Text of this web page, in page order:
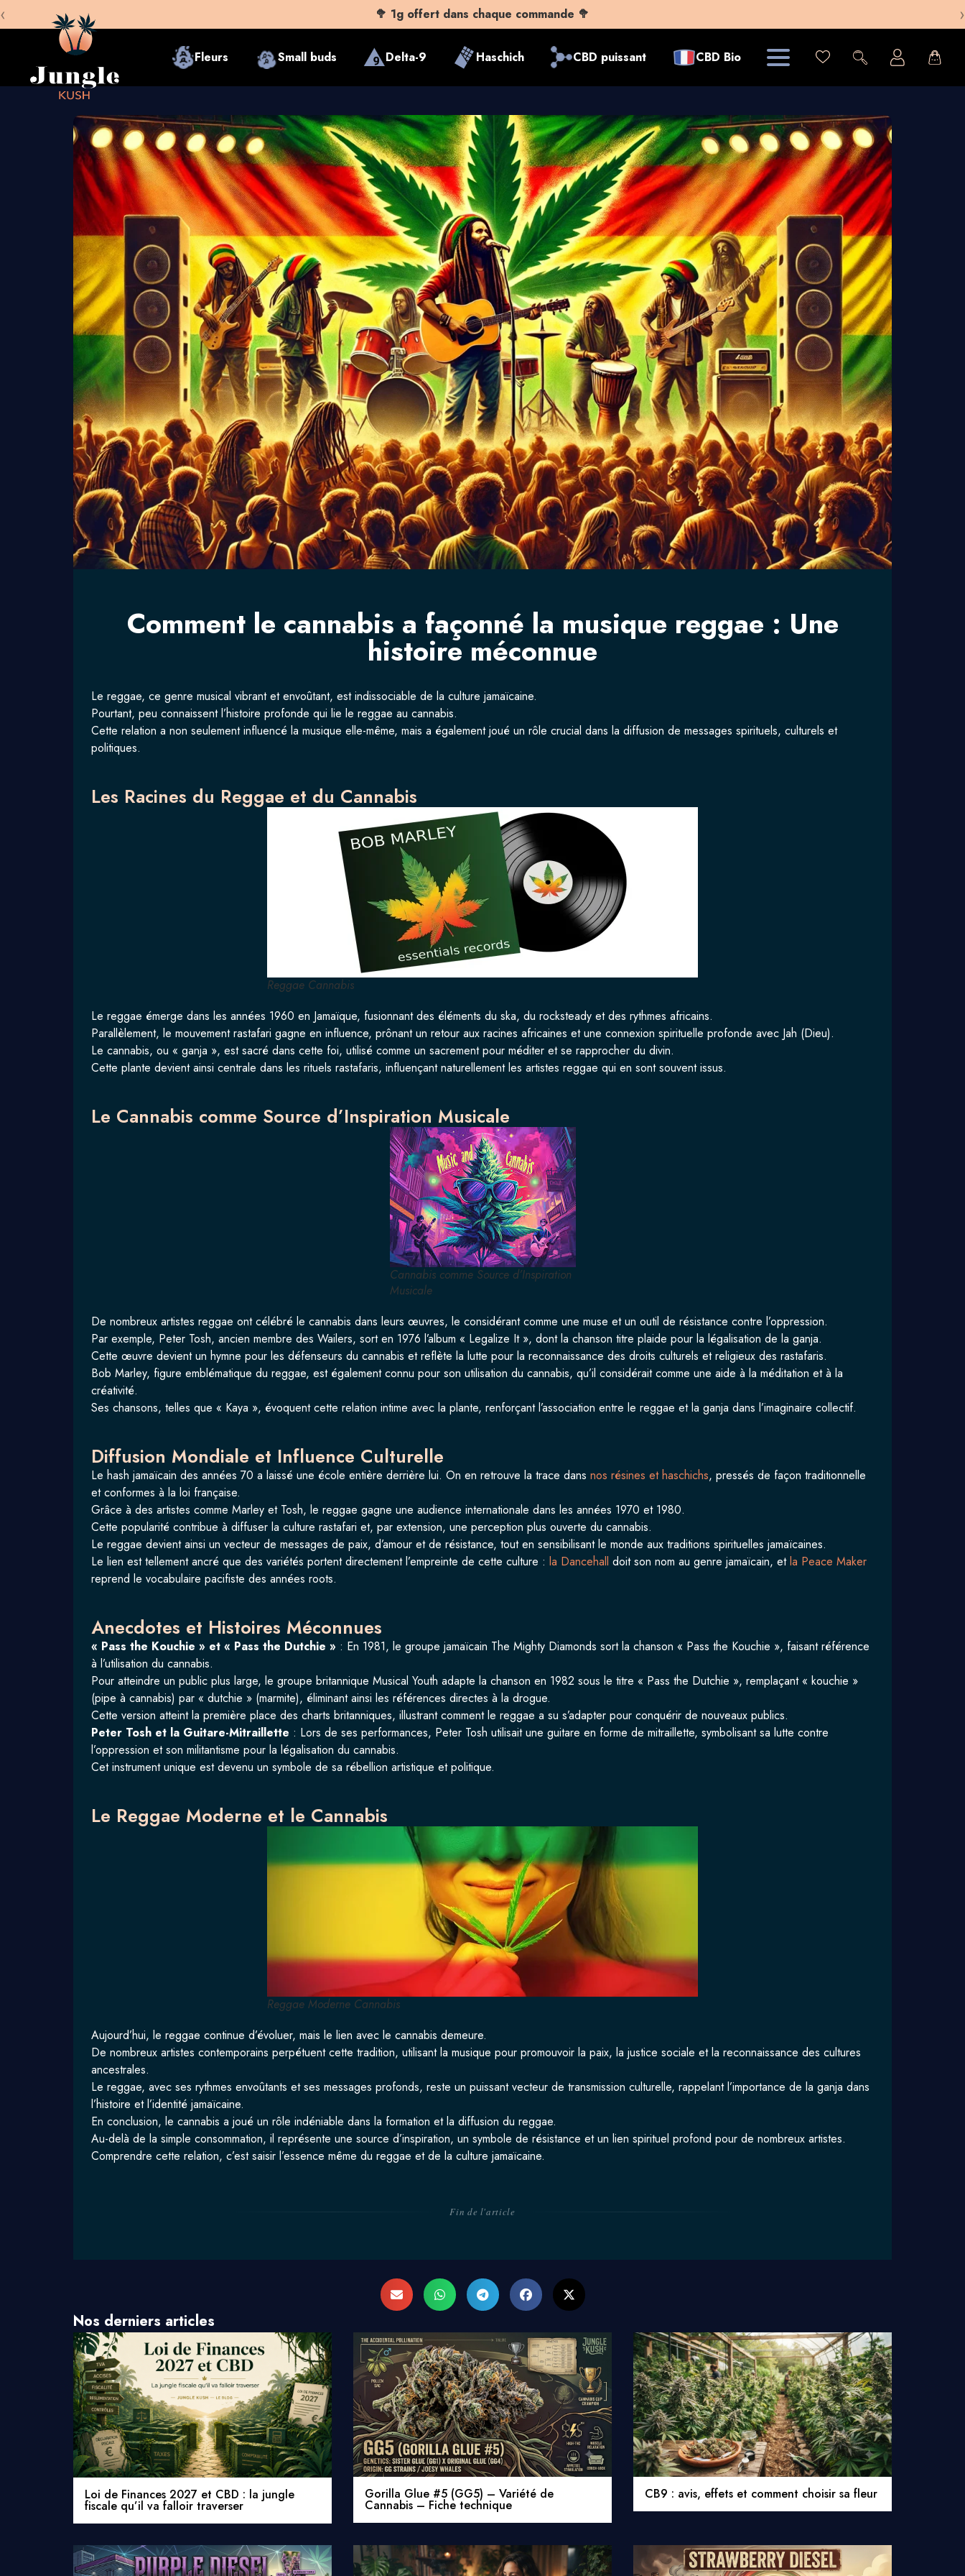
‹ 🥦 1g offert dans chaque commande 🥦 ›
Fleurs Small buds Delta-9 Haschich CBD puissant CBD Bio
Comment le cannabis a façonné la musique reggae : Une
histoire méconnue
Le reggae, ce genre musical vibrant et envoûtant, est indissociable de la culture jamaïcaine.
Pourtant, peu connaissent l’histoire profonde qui lie le reggae au cannabis.
Cette relation a non seulement influencé la musique elle-même, mais a également joué un rôle crucial dans la diffusion de messages spirituels, culturels et
politiques.
Les Racines du Reggae et du Cannabis
Reggae Cannabis
Le reggae émerge dans les années 1960 en Jamaïque, fusionnant des éléments du ska, du rocksteady et des rythmes africains.
Parallèlement, le mouvement rastafari gagne en influence, prônant un retour aux racines africaines et une connexion spirituelle profonde avec Jah (Dieu).
Le cannabis, ou « ganja », est sacré dans cette foi, utilisé comme un sacrement pour méditer et se rapprocher du divin.
Cette plante devient ainsi centrale dans les rituels rastafaris, influençant naturellement les artistes reggae qui en sont souvent issus.
Le Cannabis comme Source d’Inspiration Musicale
Cannabis comme Source d’Inspiration
Musicale
De nombreux artistes reggae ont célébré le cannabis dans leurs œuvres, le considérant comme une muse et un outil de résistance contre l’oppression.
Par exemple, Peter Tosh, ancien membre des Wailers, sort en 1976 l’album « Legalize It », dont la chanson titre plaide pour la légalisation de la ganja.
Cette œuvre devient un hymne pour les défenseurs du cannabis et reflète la lutte pour la reconnaissance des droits culturels et religieux des rastafaris.
Bob Marley, figure emblématique du reggae, est également connu pour son utilisation du cannabis, qu’il considérait comme une aide à la méditation et à la
créativité.
Ses chansons, telles que « Kaya », évoquent cette relation intime avec la plante, renforçant l’association entre le reggae et la ganja dans l’imaginaire collectif.
Diffusion Mondiale et Influence Culturelle
Le hash jamaïcain des années 70 a laissé une école entière derrière lui. On en retrouve la trace dans nos résines et haschichs, pressés de façon traditionnelle
et conformes à la loi française.
Grâce à des artistes comme Marley et Tosh, le reggae gagne une audience internationale dans les années 1970 et 1980.
Cette popularité contribue à diffuser la culture rastafari et, par extension, une perception plus ouverte du cannabis.
Le reggae devient ainsi un vecteur de messages de paix, d’amour et de résistance, tout en sensibilisant le monde aux traditions spirituelles jamaïcaines.
Le lien est tellement ancré que des variétés portent directement l’empreinte de cette culture : la Dancehall doit son nom au genre jamaïcain, etla Peace Maker
reprend le vocabulaire pacifiste des années roots.
Anecdotes et Histoires Méconnues
« Pass the Kouchie » et « Pass the Dutchie » : En 1981, le groupe jamaïcain The Mighty Diamonds sort la chanson « Pass the Kouchie », faisant référence
à l’utilisation du cannabis.
Pour atteindre un public plus large, le groupe britannique Musical Youth adapte la chanson en 1982 sous le titre « Pass the Dutchie », remplaçant « kouchie »
(pipe à cannabis) par « dutchie » (marmite), éliminant ainsi les références directes à la drogue.
Cette version atteint la première place des charts britanniques, illustrant comment le reggae a su s’adapter pour conquérir de nouveaux publics.
Peter Tosh et la Guitare-Mitraillette : Lors de ses performances, Peter Tosh utilisait une guitare en forme de mitraillette, symbolisant sa lutte contre
l’oppression et son militantisme pour la légalisation du cannabis.
Cet instrument unique est devenu un symbole de sa rébellion artistique et politique.
Le Reggae Moderne et le Cannabis
Reggae Moderne Cannabis
Aujourd’hui, le reggae continue d’évoluer, mais le lien avec le cannabis demeure.
De nombreux artistes contemporains perpétuent cette tradition, utilisant la musique pour promouvoir la paix, la justice sociale et la reconnaissance des cultures
ancestrales.
Le reggae, avec ses rythmes envoûtants et ses messages profonds, reste un puissant vecteur de transmission culturelle, rappelant l’importance de la ganja dans
l’histoire et l’identité jamaïcaine.
En conclusion, le cannabis a joué un rôle indéniable dans la formation et la diffusion du reggae.
Au-delà de la simple consommation, il représente une source d’inspiration, un symbole de résistance et un lien spirituel profond pour de nombreux artistes.
Comprendre cette relation, c’est saisir l’essence même du reggae et de la culture jamaïcaine.
Fin de l'article
Nos derniers articles
Loi de Finances 2027 et CBD : la jungle
fiscale qu’il va falloir traverser
Gorilla Glue #5 (GG5) – Variété de
Cannabis – Fiche technique
CB9 : avis, effets et comment choisir sa fleur